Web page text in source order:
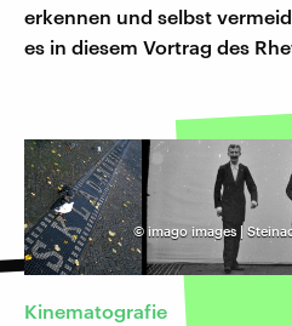
erkennen und selbst
es in diesem Vortrag des
© imago images |
Ki­ne­ma­to­gra­fie